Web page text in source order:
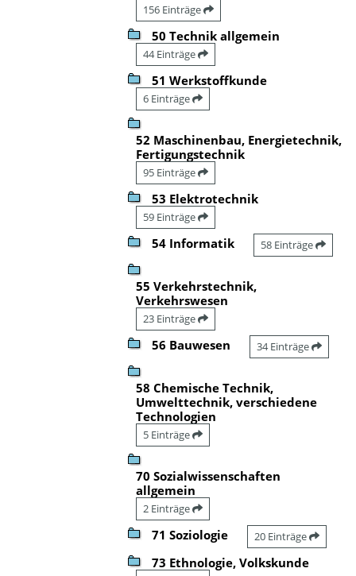
156 Einträge
50 Technik allgemein
44 Einträge
51 Werkstoffkunde
6 Einträge
52 Maschinenbau, Energietechnik,
Fertigungstechnik
95 Einträge
53 Elektrotechnik
59 Einträge
54 Informatik 58 Einträge
55 Verkehrstechnik,
Verkehrswesen
23 Einträge
56 Bauwesen 34 Einträge
58 Chemische Technik,
Umwelttechnik, verschiedene
Technologien
5 Einträge
70 Sozialwissenschaften
allgemein
2 Einträge
71 Soziologie 20 Einträge
73 Ethnologie, Volkskunde